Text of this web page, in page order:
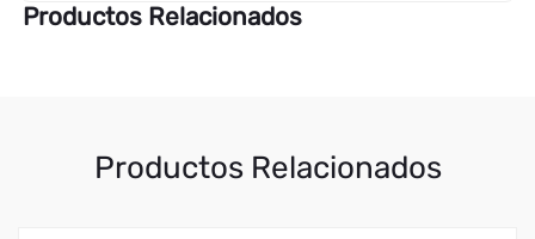
Productos Relacionados
Productos Relacionados